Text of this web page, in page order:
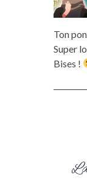
Ton
Super
Bises !